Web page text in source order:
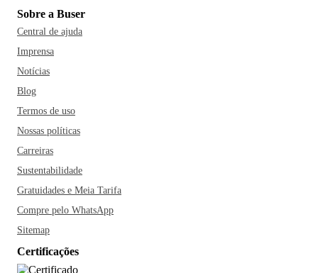
Sobre a Buser
Central de ajuda
Imprensa
Notícias
Blog
Termos de uso
Nossas políticas
Carreiras
Sustentabilidade
Gratuidades e Meia Tarifa
Compre pelo WhatsApp
Sitemap
Certificações